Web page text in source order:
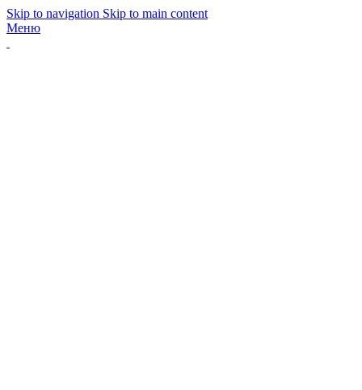
Skip to navigation Skip to main content
Меню